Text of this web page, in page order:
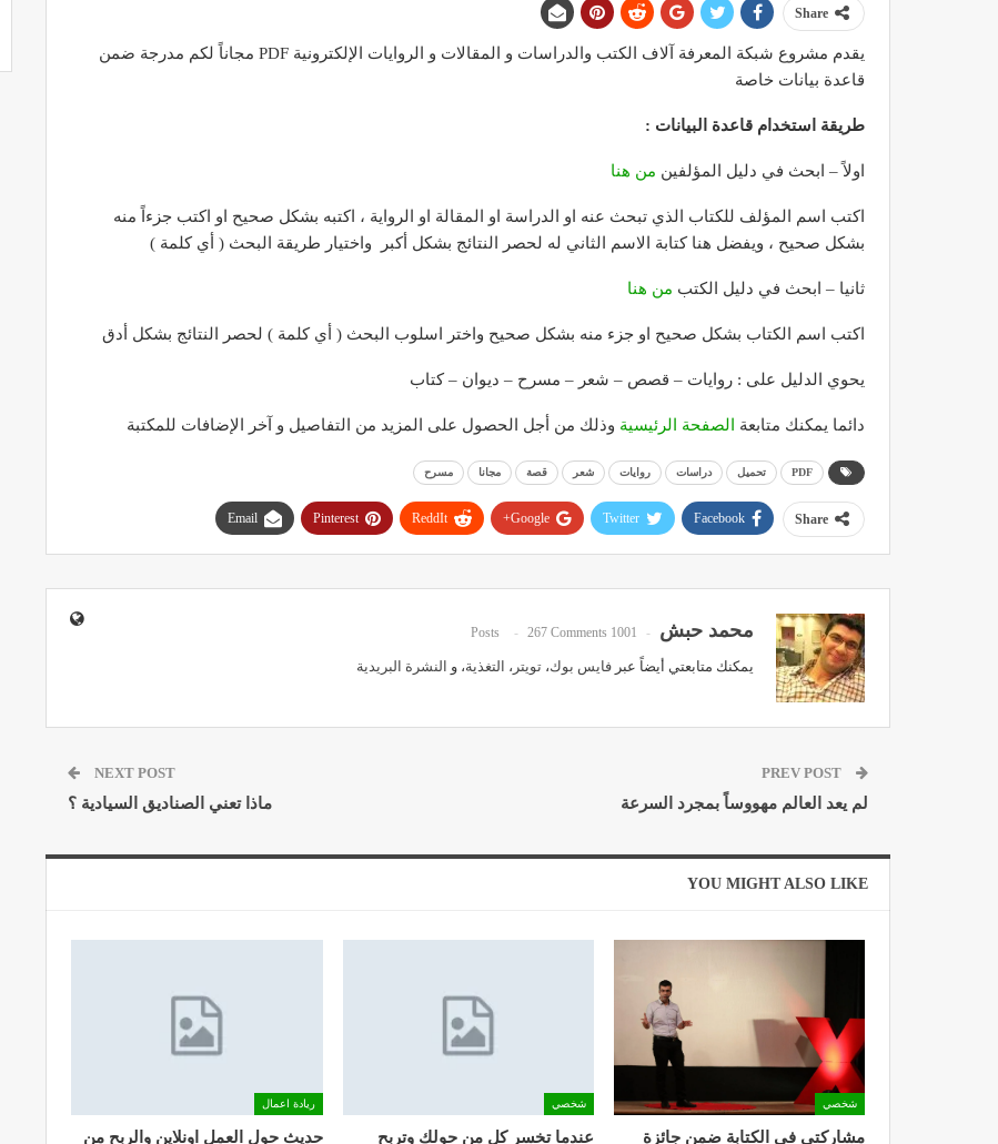
Share
يقدم مشروع شبكة المعرفة آلاف الكتب والدراسات و المقالات و الروايات الإلكترونية PDF مجاناً لكم مدرجة ضمن
قاعدة بيانات خاصة
طريقة استخدام قاعدة البيانات :
اولاً – ابحث في دليل المؤلفين من هنا
اكتب اسم المؤلف للكتاب الذي تبحث عنه او الدراسة او المقالة او الرواية ، اكتبه بشكل صحيح او اكتب جزءاً منه
بشكل صحيح ، ويفضل هنا كتابة الاسم الثاني له لحصر النتائج بشكل أكبر واختيار طريقة البحث ( أي كلمة )
ثانيا – ابحث في دليل الكتب من هنا
اكتب اسم الكتاب بشكل صحيح او جزء منه بشكل صحيح واختر اسلوب البحث ( أي كلمة ) لحصر النتائج بشكل أدق
يحوي الدليل على : روايات – قصص – شعر – مسرح – ديوان – كتاب
دائما يمكنك متابعة الصفحة الرئيسية وذلك من أجل الحصول على المزيد من التفاصيل و آخر الإضافات للمكتبة
PDF تحميل دراسات روايات شعر قصة مجانا مسرح
Share
Facebook
Twitter
Google+
ReddIt
Pinterest
Email
محمد حبش 1001 Posts
267 Comments
يمكنك متابعتي أيضاً عبر فايس بوك، تويتر ، التغذية، و النشرة البريدية
لم يعد العالم مهووساً بمجرد السرعة
NEXT POST
ماذا تعني الصناديق السيادية ؟
YOU MIGHT ALSO LIKE
شخصي
مشاركتي في الكتابة ضمن جائزة
شخصي
عندما تخسر كل من حولك وتربح
ريادة اعمال
حديث حول العمل اونلاين والربح من